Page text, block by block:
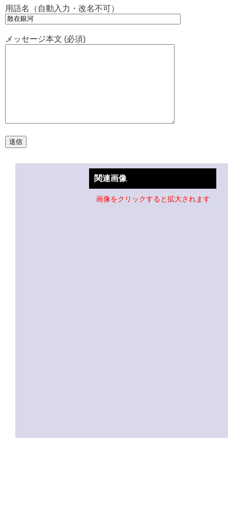
用語名（自動入力・改名不可）
メッセージ本文 (必須)
関連画像
画像をクリックすると拡大されます